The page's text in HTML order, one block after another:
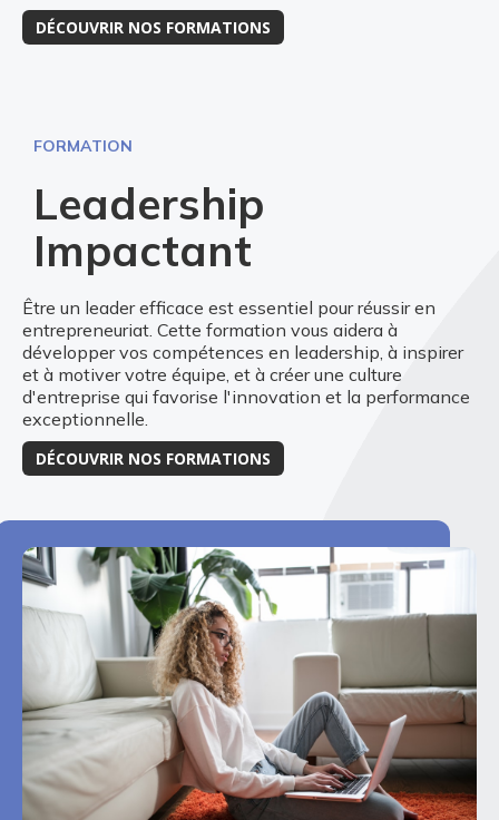
DÉCOUVRIR NOS FORMATIONS
FORMATION
Leadership
Impactant
Être un leader efficace est essentiel pour réussir en
entrepreneuriat. Cette formation vous aidera à
développer vos compétences en leadership, à inspirer
et à motiver votre équipe, et à créer une culture
d'entreprise qui favorise l'innovation et la performance
exceptionnelle.
DÉCOUVRIR NOS FORMATIONS